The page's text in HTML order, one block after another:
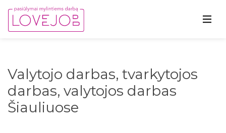
Valytojo darbas, tvarkytojos
darbas, valytojos darbas
Šiauliuose